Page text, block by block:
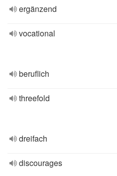
ergänzend
vocational
beruflich
threefold
dreifach
discourages